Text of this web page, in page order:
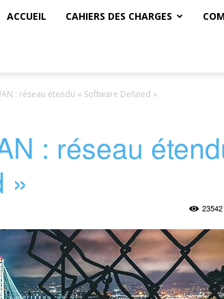
ACCUEIL CAHIERS DES CHARGES
: réseau étendu « Software Defined »
: réseau
»
23542